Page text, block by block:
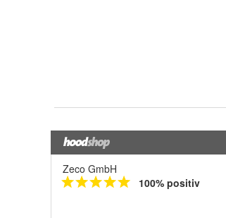
Zeco GmbH
100% positiv